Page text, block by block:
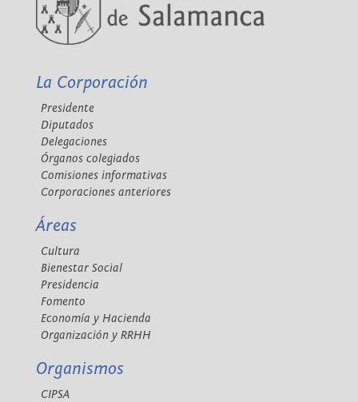
La Corporación
Presidente
Diputados
Delegaciones
Órganos colegiados
Comisiones informativas
Corporaciones anteriores
Áreas
Cultura
Bienestar Social
Presidencia
Fomento
Economía y Hacienda
Organización y RRHH
Organismos
CIPSA